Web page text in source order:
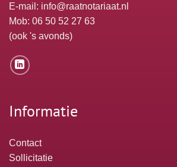
E-mail: info@raatnotariaat.nl
Mob: 06 50 52 27 63
(ook 's avonds)
Informatie
Contact
Sollicitatie